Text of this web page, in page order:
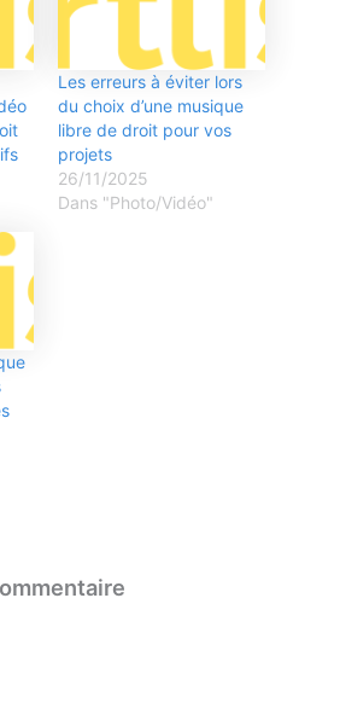
Les erreurs à éviter lors
du choix d’une musique
libre de droit pour vos
projets
26/11/2025
Dans "Photo/Vidéo"